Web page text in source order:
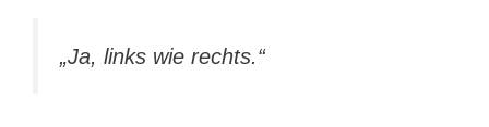
„Ja, links wie rechts.“